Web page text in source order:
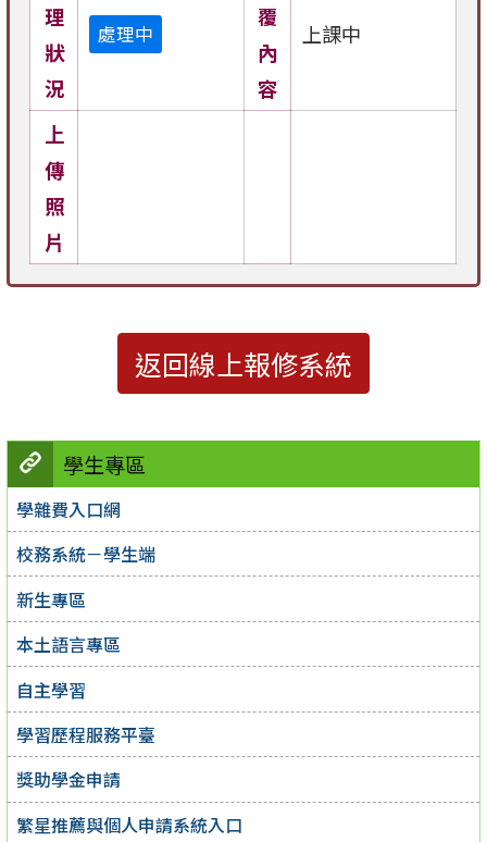
學生專區
學雜費入口網
校務系統－學生端
新生專區
本土語言專區
自主學習
學習歷程服務平臺
獎助學金申請
繁星推薦與個人申請系統入口
理
狀
況
處理中
覆
內
容
上課中
上
傳
照
片
返回線上報修系統